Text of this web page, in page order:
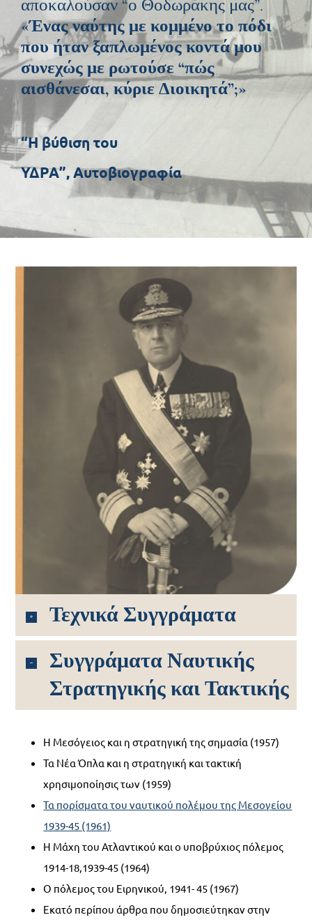
αποκαλούσαν “ο Θοδωράκης μας”.
«Ένας ναύτης με κομμένο το πόδι
που ήταν ξαπλωμένος κοντά μου
συνεχώς με ρωτούσε “πώς
αισθάνεσαι, κύριε Διοικητά”;»
“Η βύθιση του
ΥΔΡΑ”,Αυτοβιογραφία
Τεχνικά Συγγράματα
Συγγράματα Ναυτικής
Στρατηγικής και Τακτικής
Η Μεσόγειος και η στρατηγική της σημασία (1957)
Τα Νέα Όπλα και η στρατηγική και τακτική
χρησιμοποίησις των (1959)
Τα πορίσματα του ναυτικού πολέμου της Μεσογείου
1939-45 (1961)
Η Μάχη του Ατλαντικού και ο υποβρύχιος πόλεμος
1914-18,1939-45 (1964)
Ο πόλεμος του Ειρηνικού, 1941- 45 (1967)
Εκατό περίπου άρθρα που δημοσιεύτηκαν στην